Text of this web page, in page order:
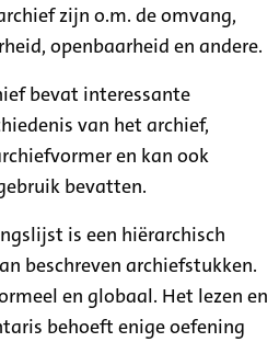
zijn o.m. de omvang,
openbaarheid en andere.
bevat interessante
van het archief,
en kan ook
bevatten.
is een hiërarchisch
beschreven archiefstukken.
en globaal. Het lezen en
behoeft enige oefening